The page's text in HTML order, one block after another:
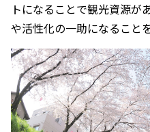
トになることで観光資源が
や活性化の一助になること